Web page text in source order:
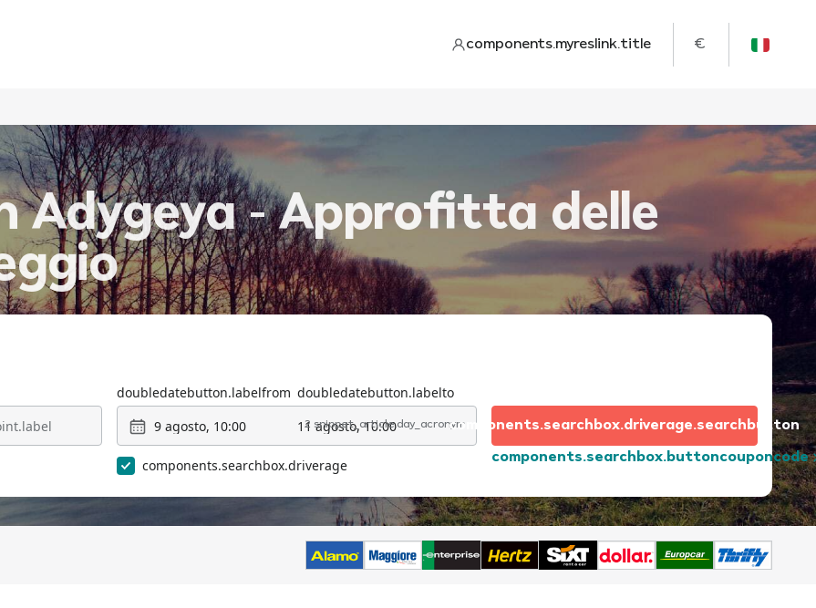
components.myreslink.title €
Adygeya - Approfitta delle
doubledatebutton.labelfrom doubledatebutton.labelto
9 agosto, 10:00
11 agosto, 10:00
2 snippet_article.day_acronym
components.searchbox.driverage components.searchbox.buttoncouponcode
components.searchbox.driverage.searchbutton